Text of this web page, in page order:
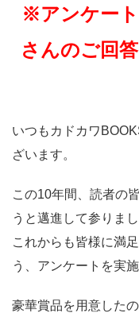
※アンケート
さんのご回
いつもカドカワ
ざいます。
この10年間、読者の
うと邁進して参りまし
これからも皆様に満
う、アンケートを実
豪華賞品を用意した